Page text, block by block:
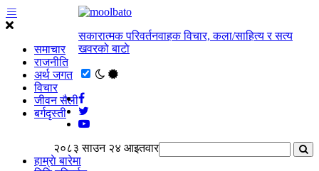
समाचार
राजनीति
अर्थ जगत
विचार
जीवन सैली
बर्गदृस्ती
सकारात्मक परिवर्तनवाहक विचार, कला/साहित्य र सत्य
खवरको बाटाे
२०८३ साउन २४ आइतवार
हाम्राे बारेमा